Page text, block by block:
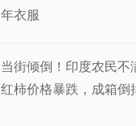
年衣服
当街倾倒！印度农民不
红柿价格暴跌，成箱倒